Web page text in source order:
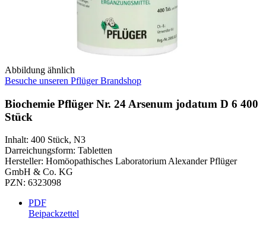
Abbildung ähnlich
Besuche unseren Pflüger Brandshop
Biochemie Pflüger Nr. 24 Arsenum jodatum D 6 400
Stück
Inhalt: 400 Stück, N3
Darreichungsform: Tabletten
Hersteller: Homöopathisches Laboratorium Alexander Pflüger
GmbH & Co. KG
PZN: 6323098
PDF
Beipackzettel